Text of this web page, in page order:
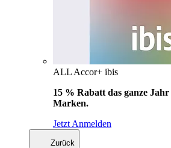
ALL Accor+ ibis
15 % Rabatt das ganze Jahr
Marken.
Jetzt Anmelden
Zurück